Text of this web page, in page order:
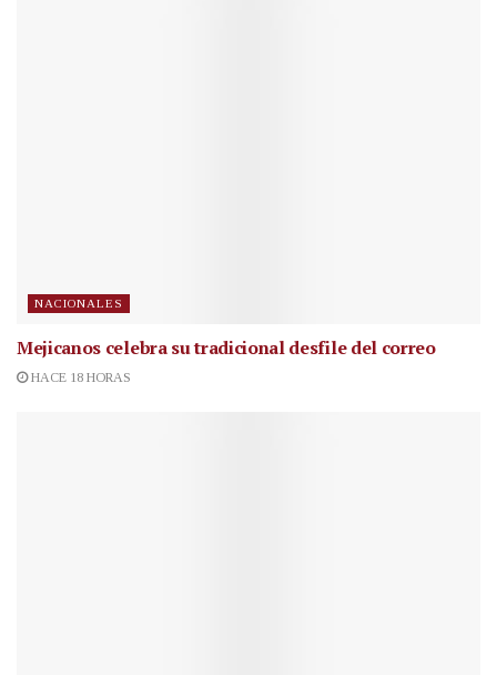
NACIONALES
Mejicanos celebra su tradicional desfile del correo
HACE 18 HORAS